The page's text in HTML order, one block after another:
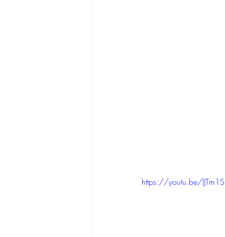
https://youtu.be/